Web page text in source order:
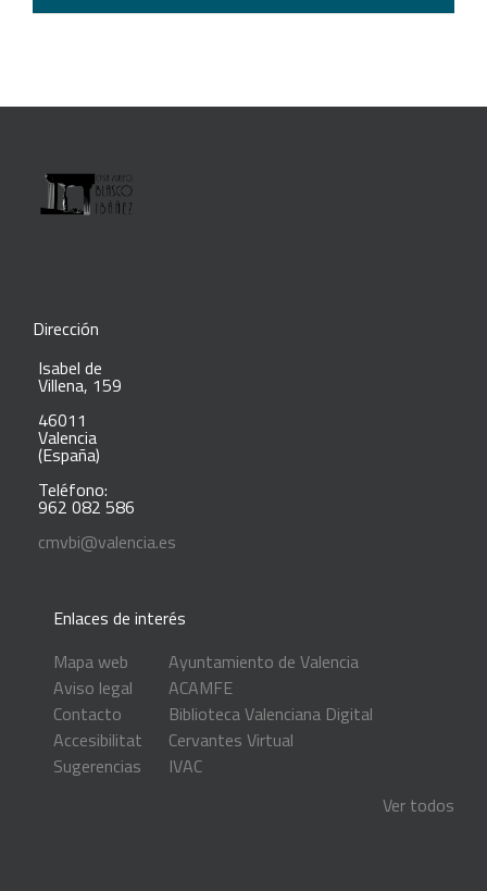
Dirección
Isabel de
Villena, 159
46011
Valencia
(España)
Teléfono:
962 082 586
cmvbi@valencia.es
Enlaces de interés
Mapa web
Aviso legal
Contacto
Accesibilitat
Sugerencias
Ayuntamiento de Valencia
ACAMFE
Biblioteca Valenciana Digital
Cervantes Virtual
IVAC
Ver todos